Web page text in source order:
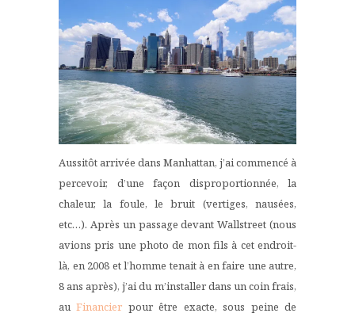
Aussitôt arrivée dans Manhattan, j’ai commencé à
percevoir, d’une façon disproportionnée, la
chaleur, la foule, le bruit (vertiges, nausées,
etc…). Après un passage devant Wallstreet (nous
avions pris une photo de mon fils à cet endroit-
là, en 2008 et l’homme tenait à en faire une autre,
8 ans après), j’ai du m’installer dans un coin frais,
auFinancier pour être exacte, sous peine de